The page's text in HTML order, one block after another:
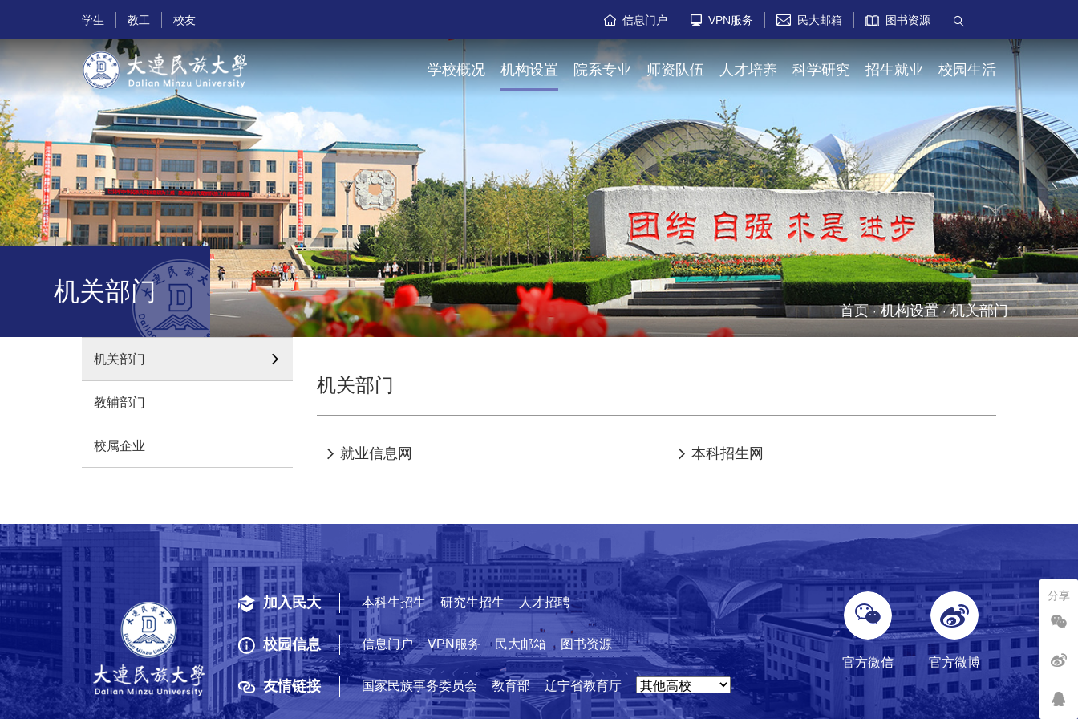
学生 教工 校友  信息门户  VPN服务  民大邮箱 图书资源 
学校概况 机构设置 院系专业 师资队伍 人才培养 科学研究 招生就业 校园生活
首页 · 机构设置 · 机关部门
机关部门
机关部门 
教辅部门
校属企业
机关部门
 就业信息网  本科招生网
加入民大 本科生招生 研究生招生 人才招聘
校园信息 信息门户 VPN服务 民大邮箱 图书资源
友情链接 国家民族事务委员会 教育部 辽宁省教育厅
官方微信 官方微博
分享